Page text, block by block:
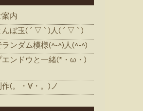
内
ぼ玉( ´ ▽ ` )人( ´ ▽ ` )
ンダム模様(^-^)人(^-^)
エンドウと一緒(*・ω・)
(。・∀・。)ノ